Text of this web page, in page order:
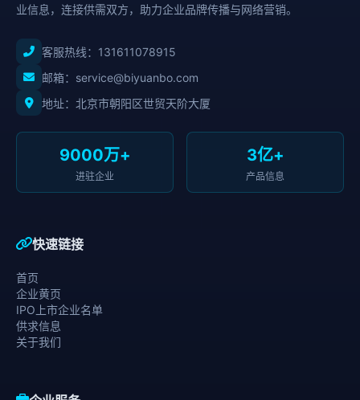
业信息，连接供需双方，助力企业品牌传播与网络营销。
客服热线： 131611078915
邮箱：service@biyuanbo.com
地址：北京市朝阳区世贸天阶大厦
9000万+
进驻企业
3亿+
产品信息
快速链接
首页
企业黄页
IPO上市企业名单
供求信息
关于我们